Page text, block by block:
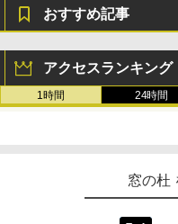
おすすめ記事
アクセスランキング
1時間 24時間
窓の杜